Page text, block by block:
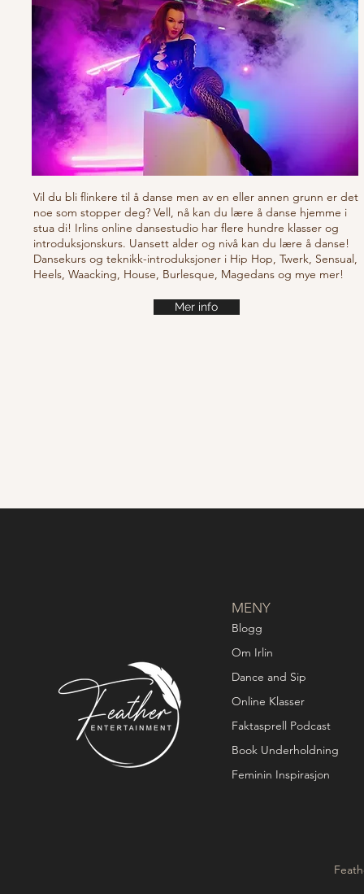
Vil du bli flinkere til å danse men av en eller annen grunn er det
noe som stopper deg? Vell, nå kan du lære å danse hjemme i
stua di! Irlins online dansestudio har flere hundre klasser og
introduksjonskurs. Uansett alder og nivå kan du lære å danse!
Dansekurs og teknikk-introduksjoner i Hip Hop, Twerk, Sensual,
Heels, Waacking, House, Burlesque, Magedans og mye mer!
Mer info
MENY
Blogg
Om Irlin
Dance and Sip
Online Klasser
Faktasprell Podcast
Book Underholdning
Feminin Inspirasjon